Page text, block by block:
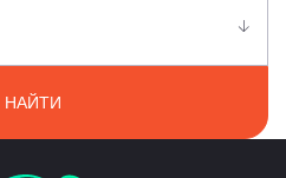
НАЙТИ